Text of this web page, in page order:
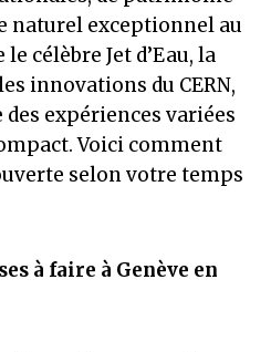
naturel exceptionnel au
célèbre Jet d’Eau, la
innovations du CERN,
expériences variées
Voici comment
selon votre temps
à faire à Genève en